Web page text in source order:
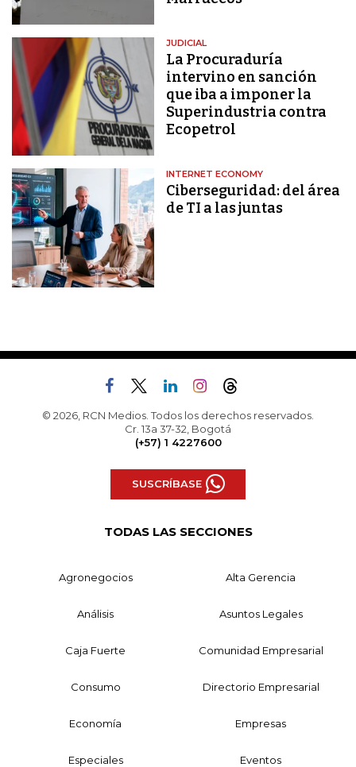
JUDICIAL
La Procuraduría
intervino en sanción
que iba a imponer la
Superindustria contra
Ecopetrol
INTERNET ECONOMY
Ciberseguridad: del área
de TI a las juntas
© 2026, RCN Medios. Todos los derechos reservados.
Cr. 13a 37-32, Bogotá
(+57) 1 4227600
SUSCRÍBASE
TODAS LAS SECCIONES
Agronegocios Alta Gerencia
Análisis Asuntos Legales
Caja Fuerte Comunidad Empresarial
Consumo Directorio Empresarial
Economía Empresas
Especiales Eventos